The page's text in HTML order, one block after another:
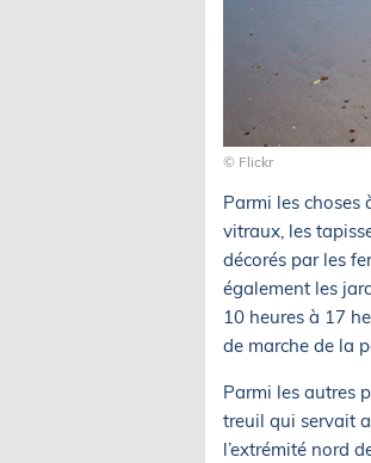
© Flickr
Parmi les choses
vitraux, les
décorés par les
également les
10 heures à 17
de marche de la
Parmi les autres
treuil qui servait
l’extrémité nord